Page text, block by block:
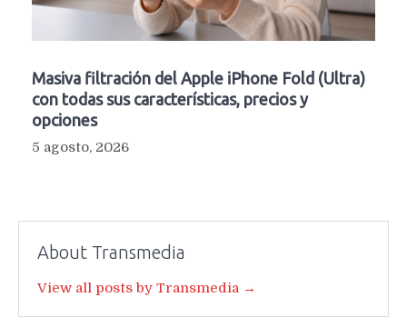
Masiva filtración del Apple iPhone Fold (Ultra)
con todas sus características, precios y
opciones
5 agosto, 2026
About Transmedia
View all posts by Transmedia →